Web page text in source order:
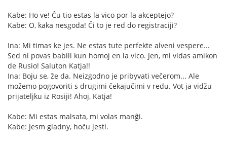
Kabe: Ho ve! Ĉu tio estas la vico por la akceptejo?
Kabe: O, kaka nesgoda! Či to je red do registraciji?
Ina: Mi timas ke jes. Ne estas tute perfekte alveni vespere...
Sed ni povas babili kun homoj en la vico. Jen, mi vidas amikon
de Rusio! Saluton Katja!!
Ina: Boju se, že da. Neizgodno je pribyvati večerom... Ale
možemo pogovoriti s drugimi čekajučimi v redu. Vot ja vidžu
prijateljku iz Rosiji! Ahoj, Katja!
Kabe: Mi estas malsata, mi volas manĝi.
Kabe: Jesm gladny, hoču jesti.